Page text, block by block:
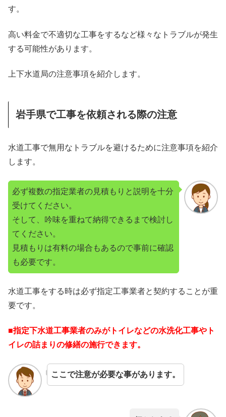
す。
高い料金で不適切な工事をするなど様々なトラブルが発生
する可能性があります。
上下水道局の注意事項を紹介します。
岩手県で工事を依頼される際の注意
水道工事で無用なトラブルを避けるために注意事項を紹介
します。
必ず複数の指定業者の見積もりと説明を十分
受けてください。
そして、吟味を重ねて納得できるまで検討し
てください。
見積もりは有料の場合もあるので事前に確認
も必要です。
水道工事をする時は必ず指定工事業者と契約することが重
要です。
■指定下水道工事業者のみがトイレなどの水洗化工事やト
イレの詰まりの修繕の施行できます。
ここで注意が必要な事があります。